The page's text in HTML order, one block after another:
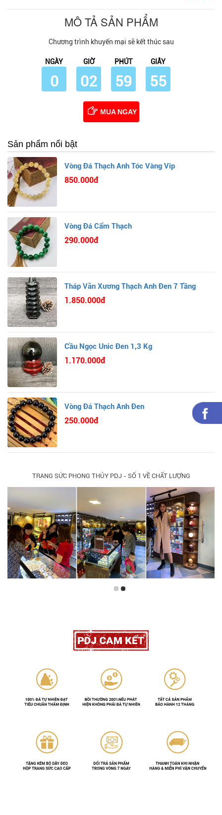
MÔ TẢ SẢN PHẨM
Chương trình khuyến mại sẽ kết thúc sau
NGÀY
0
GIỜ
02
PHÚT
59
GIÂY
54
MUA NGAY
Sản phẩm nổi bật
Vòng Đá Thạch Anh Tóc Vàng Vip
850.000đ
Vòng Đá Cẩm Thạch
290.000đ
Tháp Văn Xương Thạch Anh Đen 7 Tầng
1.850.000đ
Cầu Ngọc Unic Đen 1,3 Kg
1.170.000đ
Vòng Đá Thạch Anh Đen
250.000đ
TRANG SỨC PHONG THỦY PDJ - SỐ 1 VỀ CHẤT LƯỢNG